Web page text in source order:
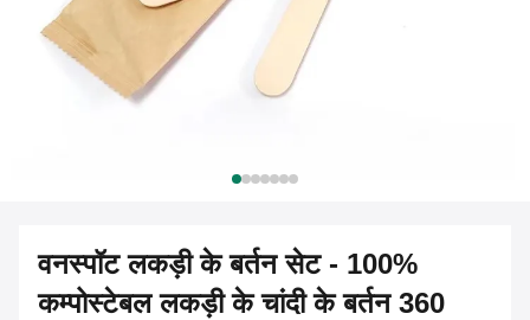
वनस्पॉट लकड़ी के बर्तन सेट - 100%
कम्पोस्टेबल लकड़ी के चांदी के बर्तन 360